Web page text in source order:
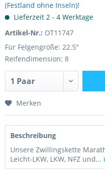
(Festland ohne Inseln)!
Lieferzeit 2 - 4 Werktage
Artikel-Nr.: OT11747
Für Felgengröße: 22.5"
Reifendimension: 8
Merken
Beschreibung
Unsere Zwillingskette
Leicht-LKW, LKW, NFZ und...